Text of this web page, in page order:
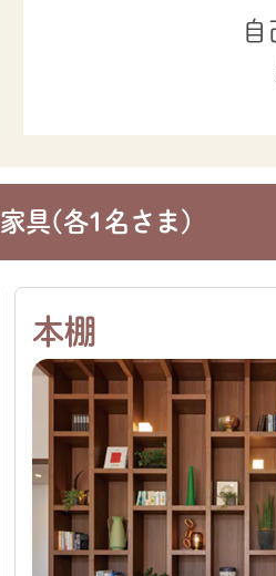
自
具（各1名さま）
本棚